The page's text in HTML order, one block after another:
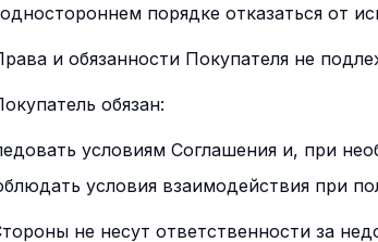
порядке отказаться от
и обязанности Покупателя не
обязан:
условиям Соглашения и, при
условия взаимодействия при
не несут ответственности за